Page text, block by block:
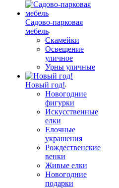
Садово-парковая
мебель
Скамейки
Освещение
уличное
Урны уличные
Новый год!
Новогодние
фигурки
Искусственные
елки
Елочные
украшения
Рождественские
венки
Живые елки
Новогодние
подарки